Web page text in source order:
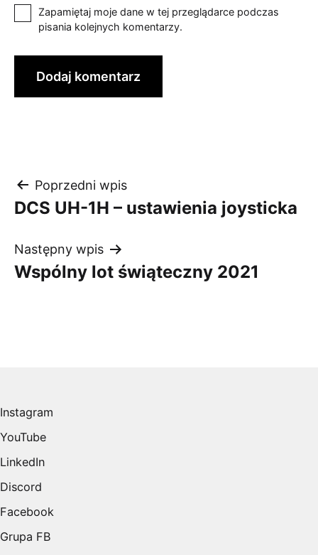
Zapamiętaj moje dane w tej przeglądarce podczas
pisania kolejnych komentarzy.
Nawigacja
wpisu
Poprzedni wpis
DCS UH-1H – ustawienia joysticka
Następny wpis
Wspólny lot świąteczny 2021
Instagram
YouTube
LinkedIn
Discord
Facebook
Grupa FB